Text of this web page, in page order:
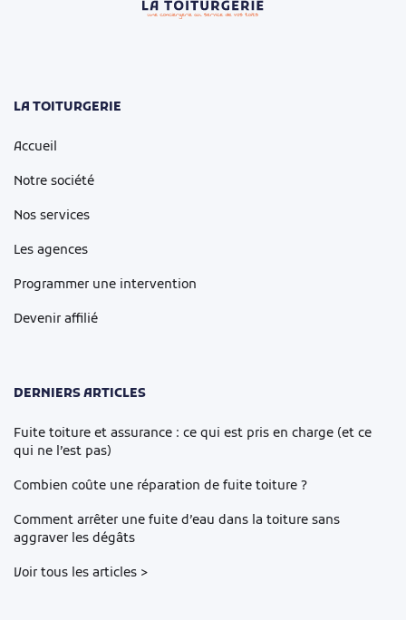
LA TOITURGERIE
Accueil
Notre société
Nos services
Les agences
Programmer une intervention
Devenir affilié
DERNIERS ARTICLES
Fuite toiture et assurance : ce qui est pris en charge (et ce
qui ne l’est pas)
Combien coûte une réparation de fuite toiture ?
Comment arrêter une fuite d’eau dans la toiture sans
aggraver les dégâts
Voir tous les articles >